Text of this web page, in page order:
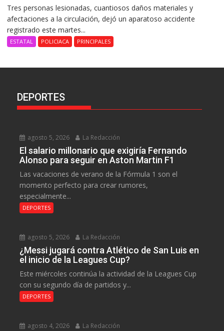
Tres personas lesionadas, cuantiosos daños materiales y
afectaciones a la circulación, dejó un aparatoso accidente
registrado este martes...
ESTATAL POLICIACA PRINCIPALES
DEPORTES
agosto 5, 2026 La Redacción
El salario millonario que exigiría Fernando
Alonso para seguir en Aston Martin F1
Las vacaciones de verano de la Fórmula 1 son el
momento perfecto para crear rumores,
especialmente...
DEPORTES
agosto 5, 2026 La Redacción
¿Messi jugará contra Atlético de San Luis en
el inicio de la Leagues Cup?
Este miércoles continúa la actividad de la Leagues Cup
con su segundo día de partidos y...
DEPORTES
agosto 4, 2026 La Redacción